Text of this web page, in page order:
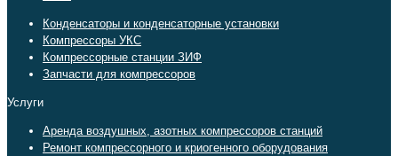
Конденсаторы и конденсаторные установки
Компрессоры УКС
Компрессорные станции ЗИФ
Запчасти для компрессоров
Услуги
Аренда воздушных, азотных компрессоров станций
Ремонт компрессорного и криогенного оборудования